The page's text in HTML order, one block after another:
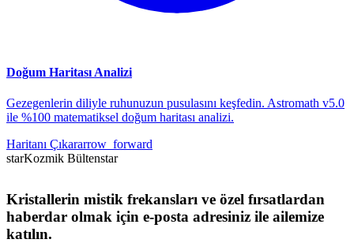
Doğum Haritası Analizi
Gezegenlerin diliyle ruhunuzun pusulasını keşfedin. Astromath v5.0
ile %100 matematiksel doğum haritası analizi.
Haritanı Çıkararrow_forward
starKozmik Bültenstar
Kristallerin mistik frekansları ve özel fırsatlardan
haberdar olmak için e-posta adresiniz ile ailemize
katılın.